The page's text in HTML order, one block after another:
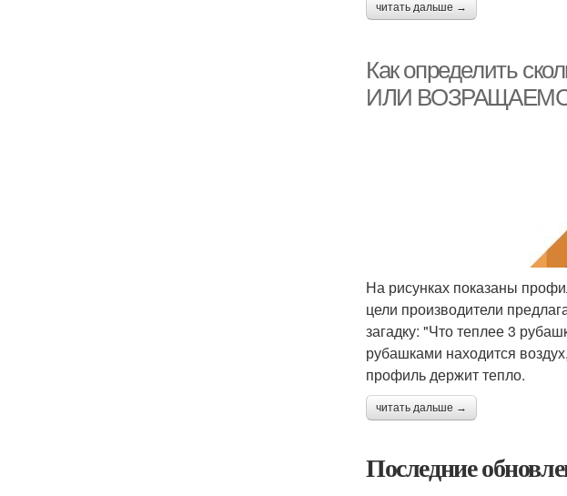
читать дальше →
Как определить
ИЛИ
На рисунках показаны
цели производители
загадку: "Что теплее 3
рубашками находится
профиль держит тепло.
читать дальше →
Последние